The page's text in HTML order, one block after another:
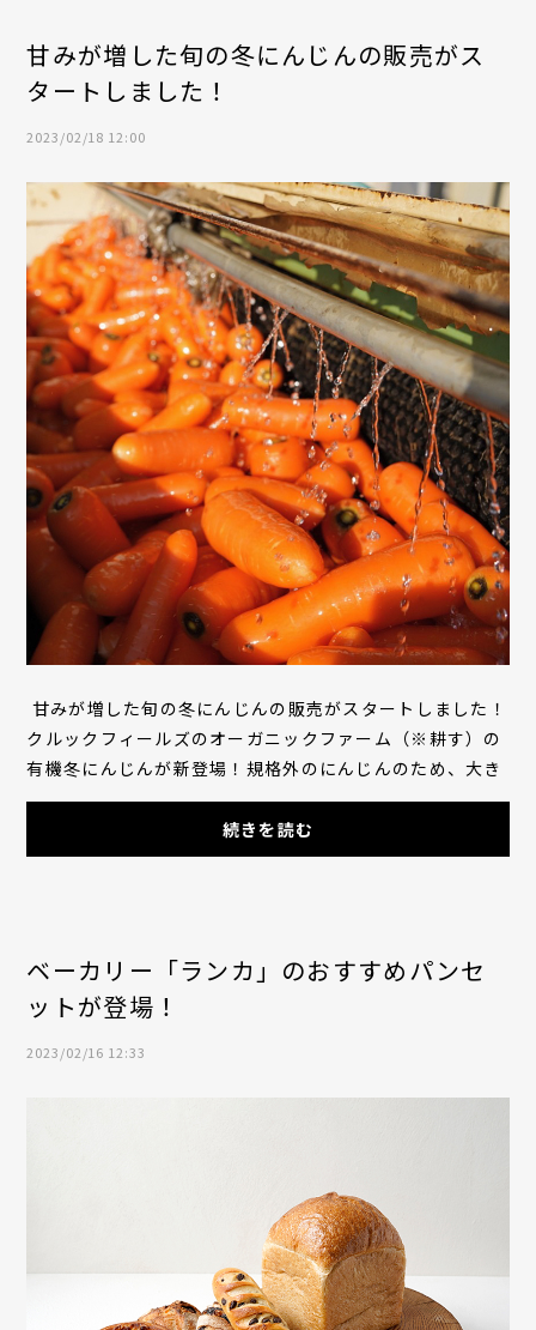
甘みが増した旬の冬にんじんの販売がス
タートしました！
2023/02/18 12:00
甘みが増した旬の冬にんじんの販売がスタートしました！
クルックフィールズのオーガニックファーム（※耕す）の
有機冬にんじんが新登場！規格外のにんじんのため、大き
さや形に個性がありますが、冬の寒さか...
続きを読む
ベーカリー「ランカ」のおすすめパンセ
ットが登場！
2023/02/16 12:33